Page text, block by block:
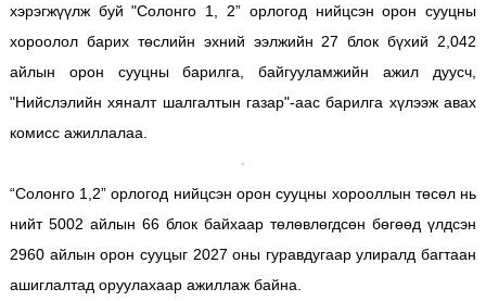
хэрэгжүүлж буй "Солонго 1, 2” орлогод нийцсэн орон сууцны
хороолол барих төслийн эхний ээлжийн 27 блок бүхий 2,042
айлын орон сууцны барилга, байгууламжийн ажил дуусч,
"Нийслэлийн хяналт шалгалтын газар"-аас барилга хүлээж авах
комисс ажиллалаа.
“Солонго 1,2” орлогод нийцсэн орон сууцны хорооллын төсөл нь
нийт 5002 айлын 66 блок байхаар төлөвлөгдсөн бөгөөд үлдсэн
2960 айлын орон сууцыг 2027 оны гуравдугаар улиралд багтаан
ашиглалтад оруулахаар ажиллаж байна.